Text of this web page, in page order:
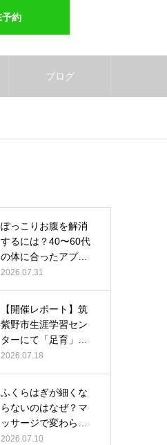
予約
ブログ
ぽっこりお腹を解消
するには？40〜60代
の体に合ったアプロ
ーチ
2026.07.31
【開催レポート】筑
紫野市生涯学習セン
ターにて「足育」講
演会に登壇し…
2026.07.18
ふくらはぎが細くな
らないのはなぜ？マ
ッサージで変わらな
い根本原因
2026.07.10